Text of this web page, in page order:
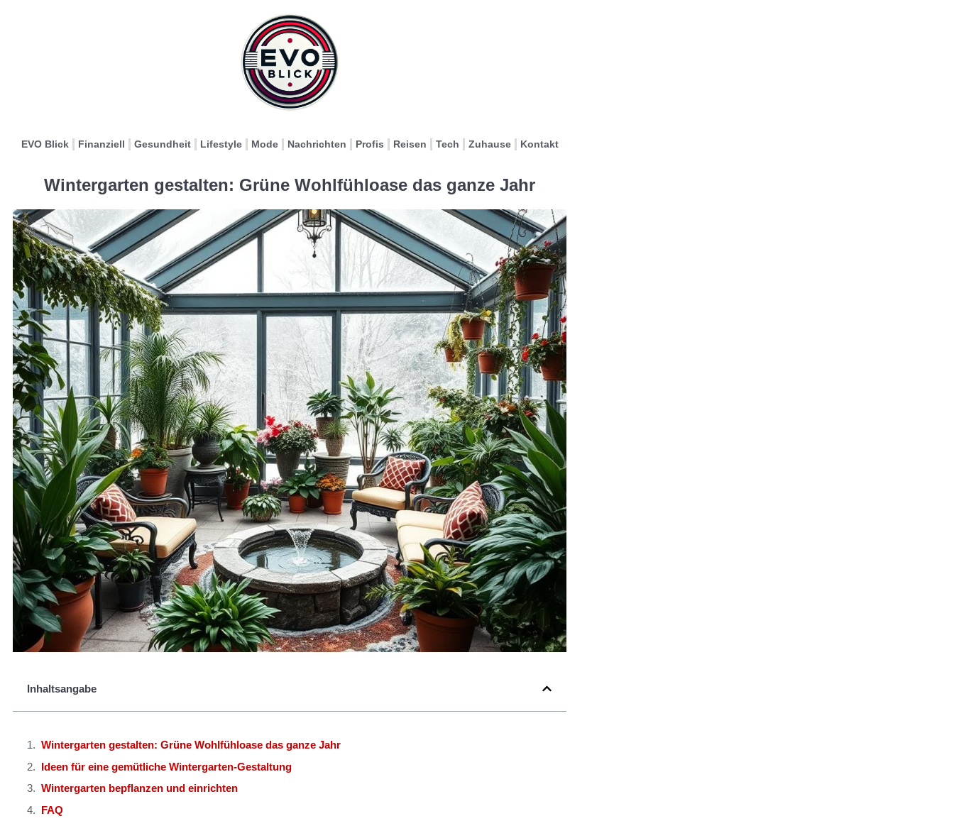
EVO Blick Finanziell Gesundheit Lifestyle Mode Nachrichten Profis Reisen Tech Zuhause Kontakt
Wintergarten gestalten: Grüne Wohlfühloase das ganze Jahr
Inhaltsangabe
Wintergarten gestalten: Grüne Wohlfühloase das ganze Jahr
Ideen für eine gemütliche Wintergarten-Gestaltung
Wintergarten bepflanzen und einrichten
FAQ